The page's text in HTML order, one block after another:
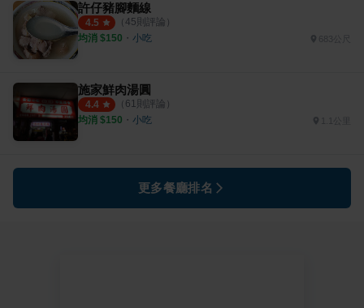
許仔豬腳麵線
4.5 （ 45則評論）
均消 $150 ・ 小吃
施家鮮肉湯圓
4.4 （ 61則評論）
均消 $150 ・ 小吃
更多餐廳排名